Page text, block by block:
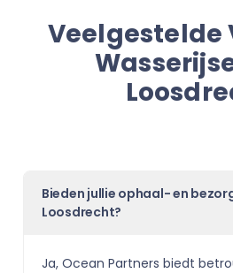
Veelgestelde
Bieden jullie ophaal- en
Loosdrecht?
Ja, Ocean Partners biedt